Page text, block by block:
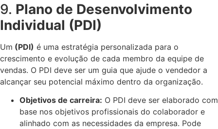
9. Plano de Desenvolvimento
Individual (PDI)
Um (PDI) é uma estratégia personalizada para o
crescimento e evolução de cada membro da equipe de
vendas. O PDI deve ser um guia que ajude o vendedor a
alcançar seu potencial máximo dentro da organização.
Objetivos de carreira: O PDI deve ser elaborado com
base nos objetivos profissionais do colaborador e
alinhado com as necessidades da empresa. Pode